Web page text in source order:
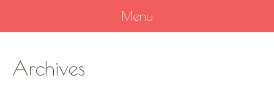
Menu
CONTENT
Archives